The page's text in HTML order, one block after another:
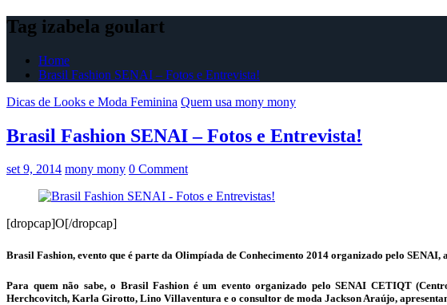
Tag izabela goulart
Home
Brasil Fashion SENAI – Fotos e Entrevista!
Dicas de Looks e Moda Feminina Quem usa mony mony
Brasil Fashion SENAI – Fotos e Entrevista!
set 9, 2014 mony mony 0 Comment
[dropcap]O[/dropcap]
Brasil Fashion, evento que é parte da Olimpíada de Conhecimento 2014 organizado pelo
Para quem não sabe, o Brasil Fashion é um evento organizado pelo SENAI CETIQT
Herchcovitch, Karla Girotto, Lino Villaventura e o consultor de moda Jackson Araújo,